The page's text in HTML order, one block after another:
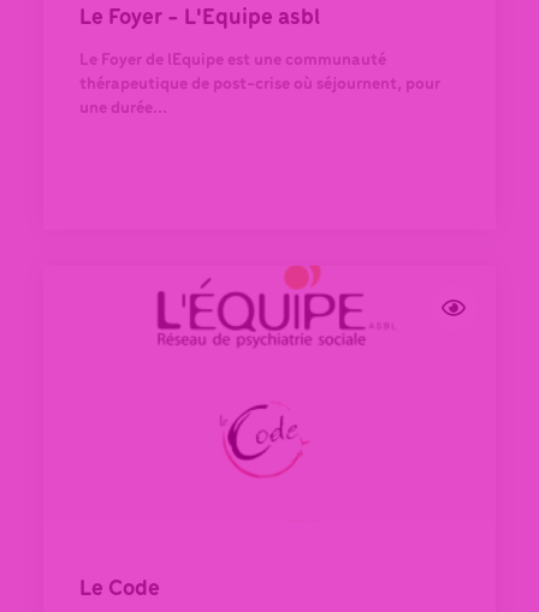
Le Foyer - L'Equipe asbl
Le Foyer de lEquipe est une communauté
thérapeutique de post-crise où séjournent, pour
une durée...
Le Code